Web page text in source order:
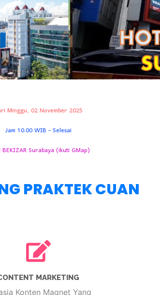
Minggu, 02 November 2025
Jam 10.00 WIB - Selesai
Surabaya (ikuti GMap)
PRAKTEK CUAN
MARKETING
Konten Magnet Yang